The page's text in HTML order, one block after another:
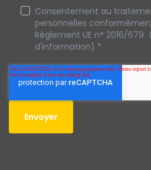
Consentement au
personnelles
Règlement UE n° 2016/679
d'information) *